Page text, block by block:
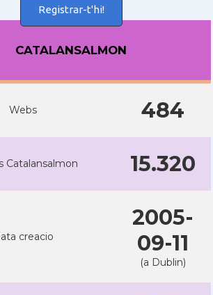
Registrar-t'hi!
CATALANSALMON
Webs 484
Catalansalmon 15.320
creacio
2005-
09-11
(a Dublin)